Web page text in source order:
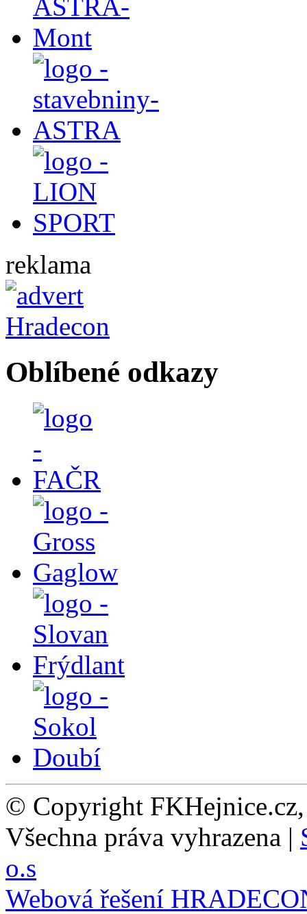
reklama
Oblíbené odkazy
© Copyright
Všechna práva vyhrazena |
o.s
Webová řešení